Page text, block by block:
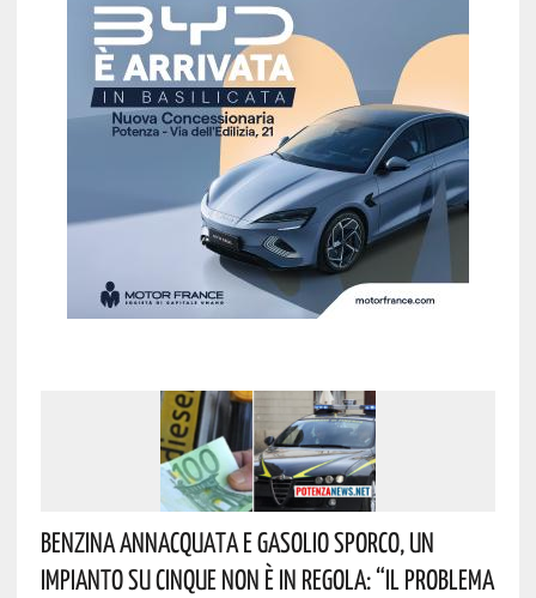
Benzina Annacquata E Gasolio Sporco, Un
Impianto Su Cinque Non È In Regola: “il Problema